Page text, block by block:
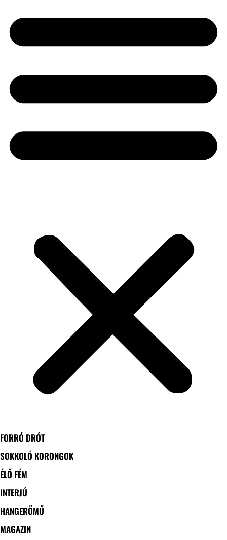
FORRÓ DRÓT
SOKKOLÓ KORONGOK
ÉLŐ FÉM
INTERJÚ
HANGERŐMŰ
MAGAZIN